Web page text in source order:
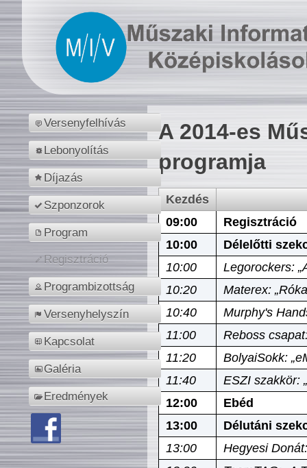
Versenyfelhívás
Lebonyolítás
Díjazás
Szponzorok
Program
Regisztráció
Programbizottság
Versenyhelyszín
Kapcsolat
Galéria
Eredmények
A 2014-es
programja
Kezdés
09:00
Regisztráció
10:00
Délelőtti
10:00
Legorockers:
10:20
Materex:
10:40
Murphy's
11:00
Reboss
11:20
BolyaiSokk:
11:40
ESZI szakkör:
12:00
Ebéd
13:00
Délutáni
13:00
Hegyesi